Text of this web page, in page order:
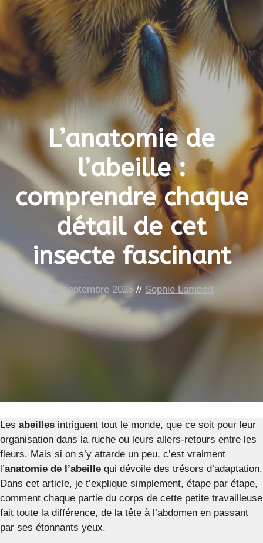
L’anatomie de
l’abeille :
comprendre chaque
détail de cet
insecte fascinant
29 septembre 2025 // Sophie Lambert
Les abeilles intriguent tout le monde, que ce soit pour leur
organisation dans la ruche ou leurs allers-retours entre les
fleurs. Mais si on s’y attarde un peu, c’est vraiment
l’anatomie de l’abeille qui dévoile des trésors d’adaptation.
Dans cet article, je t’explique simplement, étape par étape,
comment chaque partie du corps de cette petite travailleuse
fait toute la différence, de la tête à l’abdomen en passant
par ses étonnants yeux.